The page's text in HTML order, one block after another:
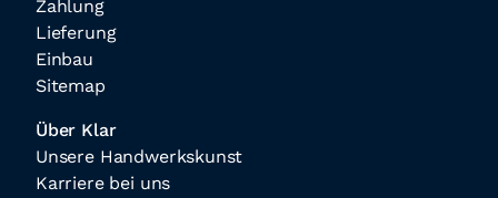
Zahlung
Lieferung
Einbau
Sitemap
Über Klar
Unsere Handwerkskunst
Karriere bei uns